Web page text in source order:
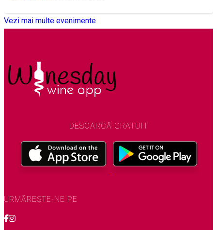
Vezi mai multe evenimente
DESCARCĂ GRATUIT
URMĂREȘTE-NE PE